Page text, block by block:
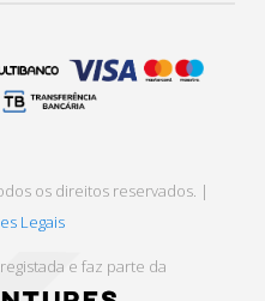
os direitos reservados. |
Legais
e faz parte da